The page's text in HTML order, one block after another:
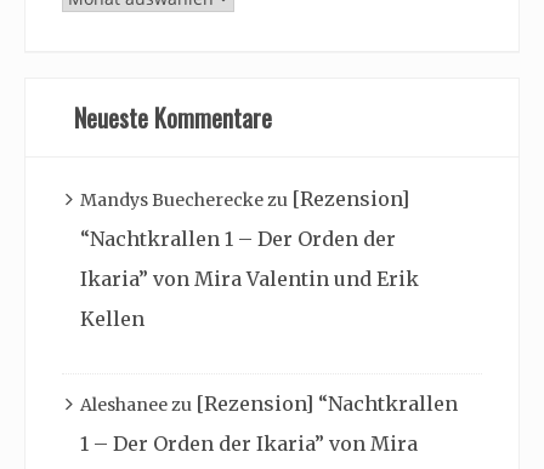
Archiv
Neueste Kommentare
Mandys Buechereckezu [Rezension]
“Nachtkrallen 1 – Der Orden der
Ikaria” von Mira Valentin und Erik
Kellen
Aleshaneezu [Rezension] “Nachtkrallen
1 – Der Orden der Ikaria” von Mira